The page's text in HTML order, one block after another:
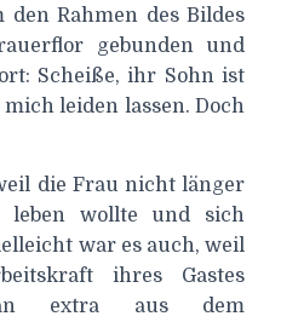
den Rahmen des Bildes
gebunden und
Scheiße, ihr Sohn ist
leiden lassen. Doch
die Frau nicht länger
wollte und sich
war es auch, weil
ihres Gastes
extra aus dem